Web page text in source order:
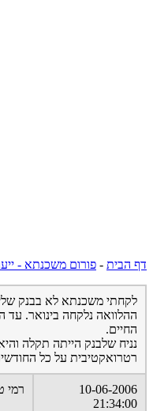
דף הבית - פורום משכנתא -
לקחתי משכנתא לא בבנק
ההלוואה נלקחה בינואר. עד
החיים.
נניח שלבנק הייתה תקלה
רטרואקטיבית על כל
10-06-2006
21:34:00
רמי